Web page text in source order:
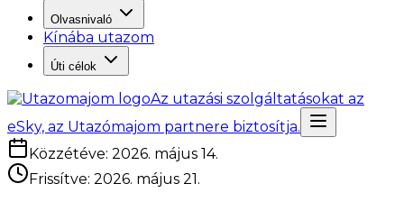
Olvasnivaló
Kínába utazom
Úti célok
Az utazási szolgáltatásokat az
eSky, az Utazómajom partnere biztosítja.
Közzétéve: 2026. május 14.
Frissítve: 2026. május 21.